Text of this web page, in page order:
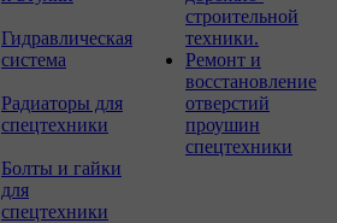
Гидравлическая
система
Радиаторы для
спецтехники
Болты и гайки
для
спецтехники
строительной
техники.
Ремонт и
восстановление
отверстий
проушин
спецтехники